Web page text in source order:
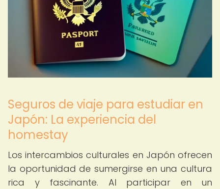
Seguros de viaje para estudiar en
Japón: La experiencia del
homestay
Los intercambios culturales en Japón ofrecen
la oportunidad de sumergirse en una cultura
rica y fascinante. Al participar en un